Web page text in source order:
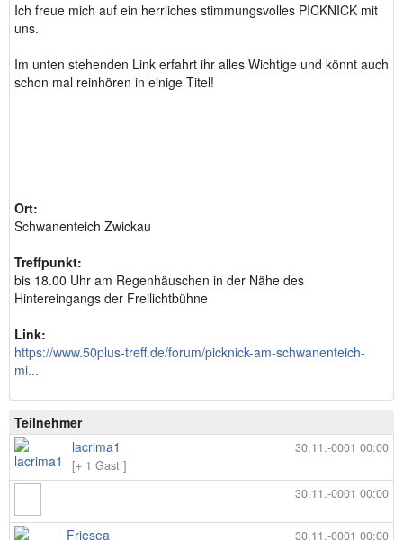
Ich freue mich auf ein herrliches stimmungsvolles PICKNICK mit
uns.
Im unten stehenden Link erfahrt ihr alles Wichtige und könnt auch
schon mal reinhören in einige Titel!
Ort:
Schwanenteich Zwickau
Treffpunkt:
bis 18.00 Uhr am Regenhäuschen in der Nähe des
Hintereingangs der Freilichtbühne
Link:
https://www.50plus-treff.de/forum/picknick-am-schwanenteich-
mi...
Teilnehmer
30.11.-0001 00:00
lacrima1
[+ 1 Gast ]
30.11.-0001 00:00
30.11.-0001 00:00
Friesea